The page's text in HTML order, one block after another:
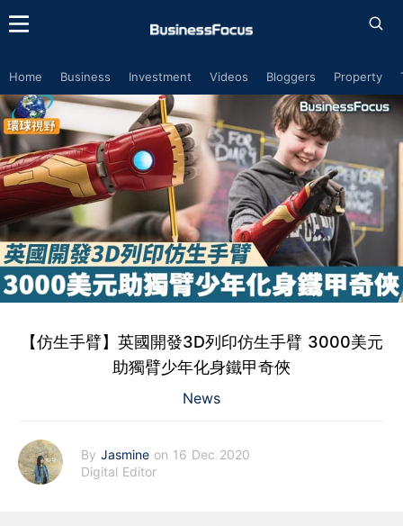
Home Business Investment Videos Bloggers Property
【仿生手臂】英國開發3D列印仿生手臂 3000美元
助獨臂少年化身鐵甲奇俠
News
By Jasmine on 16 Dec 2020
Digital Editor